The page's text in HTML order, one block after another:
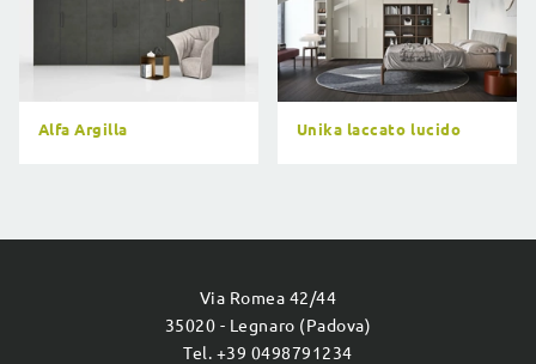
Alfa Argilla Unika laccato lucido
Via Romea 42/44
35020 - Legnaro (Padova)
Tel. +39 0498791234